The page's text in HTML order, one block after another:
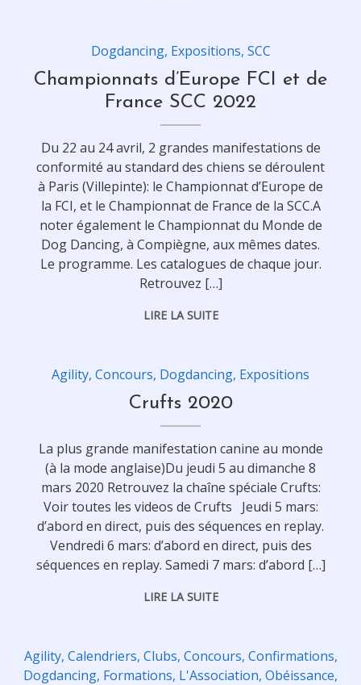
Dogdancing, Expositions, SCC
Championnats d’Europe FCI et de
France SCC 2022
Du 22 au 24 avril, 2 grandes manifestations de
conformité au standard des chiens se déroulent
à Paris (Villepinte): le Championnat d’Europe de
la FCI, et le Championnat de France de la SCC.A
noter également le Championnat du Monde de
Dog Dancing, à Compiègne, aux mêmes dates.
Le programme. Les catalogues de chaque jour.
Retrouvez […]
LIRE LA SUITE
Agility,Concours, Dogdancing, Expositions
Crufts 2020
La plus grande manifestation canine au monde
(à la mode anglaise)Du jeudi 5 au dimanche 8
mars 2020 Retrouvez la chaîne spéciale Crufts:
Voir toutes les videos de Crufts Jeudi 5 mars:
d’abord en direct, puis des séquences en replay.
Vendredi 6 mars: d’abord en direct, puis des
séquences en replay. Samedi 7 mars: d’abord […]
LIRE LA SUITE
Agility, Calendriers, Clubs, Concours, Confirmations,
Dogdancing, Formations, L'Association,Obéissance,